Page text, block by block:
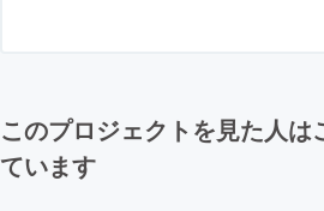
このプロジェクトを見た人は
ています